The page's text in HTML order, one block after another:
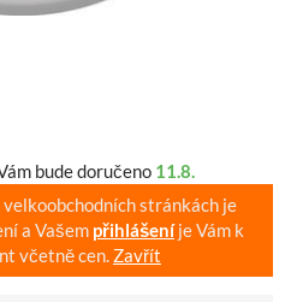
bude doručeno 11.8.
stránkách je
a Vašem přihlášeníje Vám k
včetně cen. Zavřít